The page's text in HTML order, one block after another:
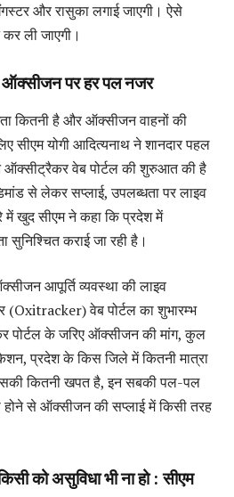
और रासुका लगाई जाएगी। ऐसे
कर ली जाएगी।
पर हर पल नजर
कितनी है और ऑक्सीजन वाहनों की
योगी आदित्यनाथ ने शानदार पहल
वेब पोर्टल की शुरुआत की है
से लेकर सप्लाई, उपलब्धता पर लाइव
खुद सीएम ने कहा कि प्रदेश में
कराई जा रही है।
आपूर्ति व्यवस्था की लाइव
(Oxitracker) वेब पोर्टल का शुभारम्भ
पोर्टल के जरिए ऑक्सीजन की मांग, कुल
प्रदेश के किस जिले में कितनी मात्रा
कितनी खपत है, इन सबकी पल-पल
होने से ऑक्सीजन की सप्लाई में किसी तरह
को असुविधा भी ना हो : सीएम